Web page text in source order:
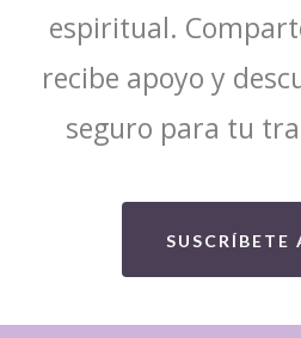
espiritual.
recibe apoyo y
seguro para tu
SUSCRÍBETE